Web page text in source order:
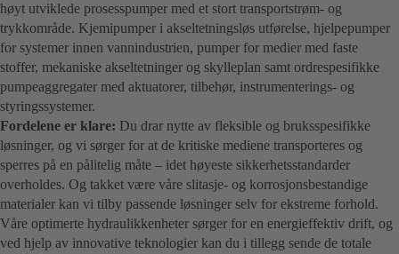
høyt utviklede prosesspumper med et stort transportstrøm- og
trykkområde. Kjemipumper i akseltetningsløs utførelse, hjelpepumper
for systemer innen vannindustrien, pumper for medier med faste
stoffer, mekaniske akseltetninger og skylleplan samt ordrespesifikke
pumpeaggregater med aktuatorer, tilbehør, instrumenterings- og
styringssystemer.
Fordelene er klare: Du drar nytte av fleksible og bruksspesifikke
løsninger, og vi sørger for at de kritiske mediene transporteres og
sperres på en pålitelig måte – idet høyeste sikkerhetsstandarder
overholdes. Og takket være våre slitasje- og korrosjonsbestandige
materialer kan vi tilby passende løsninger selv for ekstreme forhold.
Våre optimerte hydraulikkenheter sørger for en energieffektiv drift, og
ved hjelp av innovative teknologier kan du i tillegg sende de totale